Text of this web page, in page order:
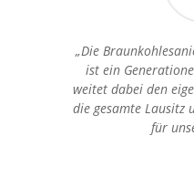
„Die
ist ein
weitet dabei den
die gesamte Lausitz
für